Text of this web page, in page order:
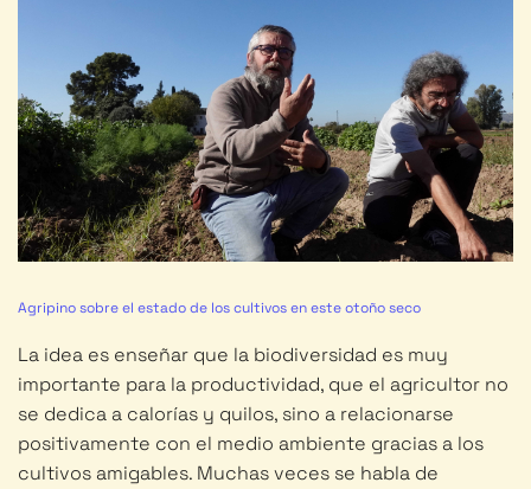
Agripino sobre el estado de los cultivos en este otoño seco
La idea es enseñar que la biodiversidad es muy
importante para la productividad, que el agricultor no
se dedica a calorías y quilos, sino a relacionarse
positivamente con el medio ambiente gracias a los
cultivos amigables. Muchas veces se habla de